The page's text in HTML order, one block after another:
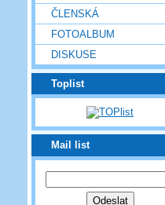
ČLENSKÁ
FOTOALBUM
DISKUSE
Toplist
Mail list